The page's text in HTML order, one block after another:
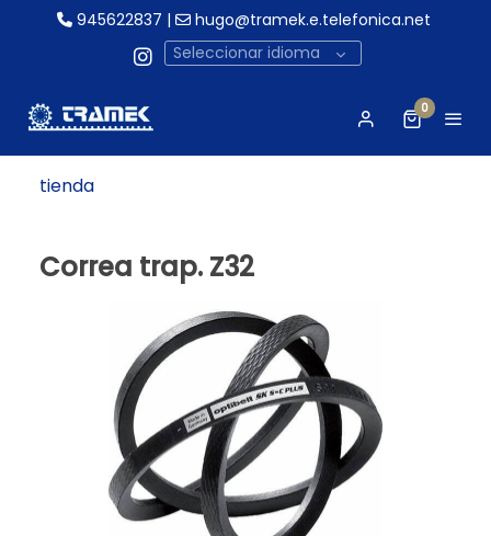
945622837 |
hugo@tramek.e.telefonica.net
Seleccionar idioma
0
tienda
Correa trap. Z32